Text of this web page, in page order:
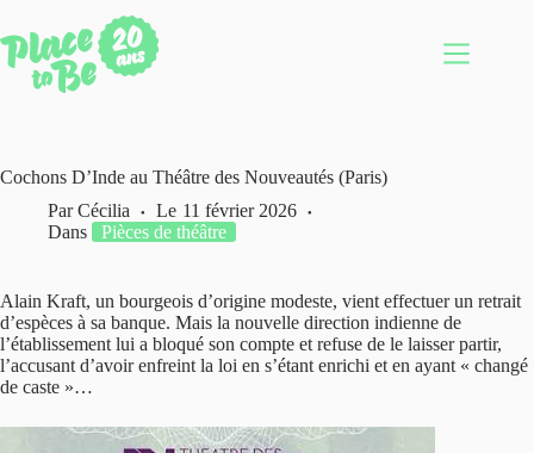
au
contenu
Cochons D’Inde au Théâtre des Nouveautés (Paris)
Par Cécilia Le 11 février 2026
Dans
Pièces de théâtre
Alain Kraft, un bourgeois d’origine modeste, vient effectuer un retrait
d’espèces à sa banque. Mais la nouvelle direction indienne de
l’établissement lui a bloqué son compte et refuse de le laisser partir,
l’accusant d’avoir enfreint la loi en s’étant enrichi et en ayant « changé
de caste »…